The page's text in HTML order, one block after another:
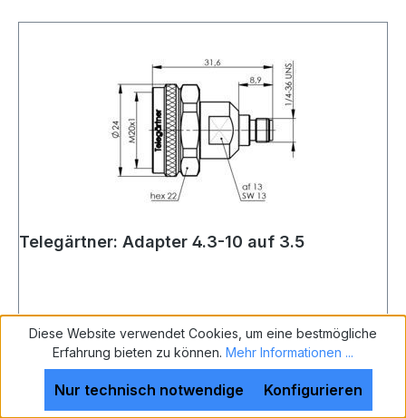
Telegärtner: Adapter 4.3-10 auf 3.5
Telegärtner: Adapter 4.3-10 auf 3.5, Sti-Bu, Push
Pull Type , 36 dB/3 GHz; 28 dB/6 GHz (VE )
Diese Website verwendet Cookies, um eine bestmögliche
Erfahrung bieten zu können. Mehr Informationen ...
Nur technisch notwendige Konfigurieren